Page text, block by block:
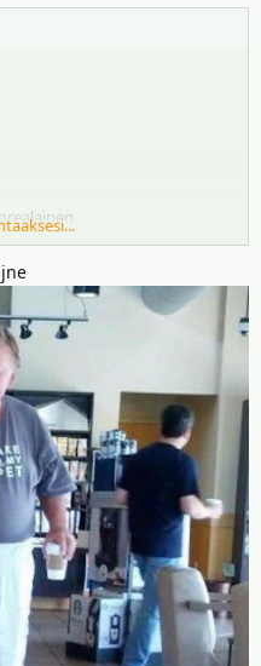
lauo enää.